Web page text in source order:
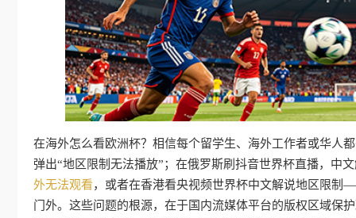
在海外怎么看欧洲杯？相信每个留学生、海外工作者或华人
弹出“地区限制无法播放”；在俄罗斯刷抖音世界杯直播，中
外无法观看，或者在香港看央视频世界杯中文解说地区限
门外。这些问题的根源，在于国内流媒体平台的版权区域保